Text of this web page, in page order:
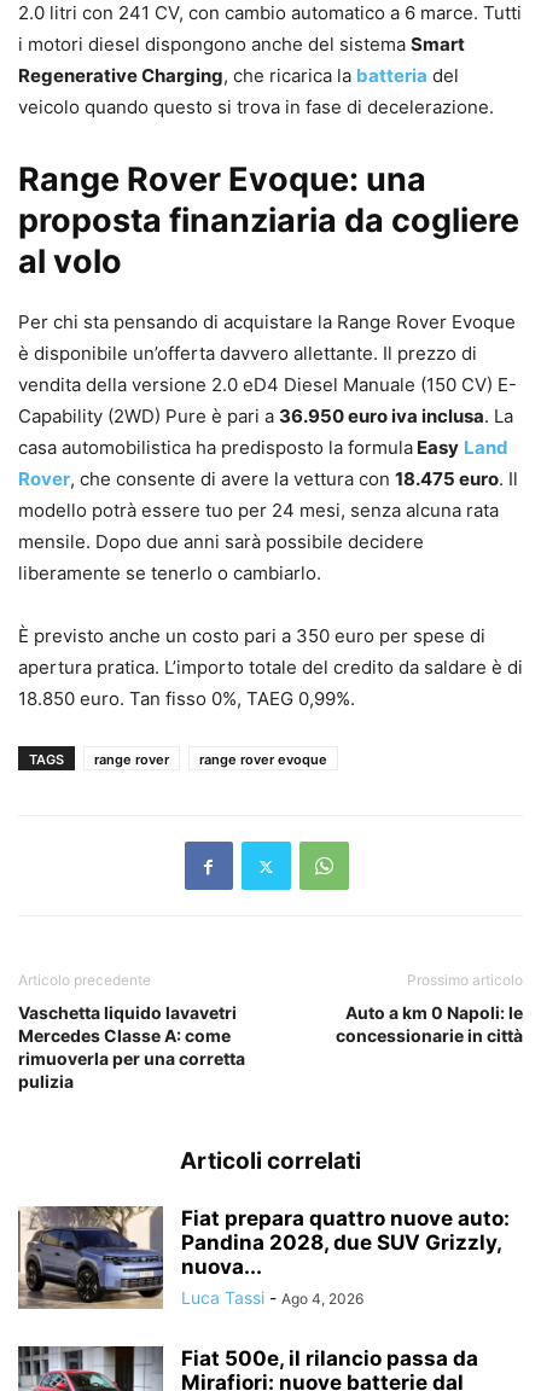
2.0 litri con 241 CV, con cambio automatico a 6 marce. Tutti
i motori diesel dispongono anche del sistema Smart
Regenerative Charging, che ricarica la batteria del
veicolo quando questo si trova in fase di decelerazione.
Range Rover Evoque: una
proposta finanziaria da cogliere
al volo
Per chi sta pensando di acquistare la Range Rover Evoque
è disponibile un’offerta davvero allettante. Il prezzo di
vendita della versione 2.0 eD4 Diesel Manuale (150 CV) E-
Capability (2WD) Pure è pari a 36.950 euro iva inclusa. La
casa automobilistica ha predisposto la formula Easy Land
Rover, che consente di avere la vettura con 18.475 euro. Il
modello potrà essere tuo per 24 mesi, senza alcuna rata
mensile. Dopo due anni sarà possibile decidere
liberamente se tenerlo o cambiarlo.
È previsto anche un costo pari a 350 euro per spese di
apertura pratica. L’importo totale del credito da saldare è di
18.850 euro. Tan fisso 0%, TAEG 0,99%.
TAGS range rover range rover evoque
Articolo precedente
Vaschetta liquido lavavetri
Mercedes Classe A: come
rimuoverla per una corretta
pulizia
Prossimo articolo
Auto a km 0 Napoli: le
concessionarie in città
Articoli correlati
Fiat prepara quattro nuove auto:
Pandina 2028, due SUV Grizzly,
nuova...
Luca Tassi - Ago 4, 2026
Fiat 500e, il rilancio passa da
Mirafiori: nuove batterie dal